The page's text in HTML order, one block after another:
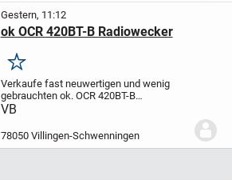
Gestern, 11:12
ok OCR 420BT-B Radiowecker
Merken
Verkaufe fast neuwertigen und wenig
gebrauchten ok. OCR 420BT-B
Radiowecker mit Bluetooth/USB,
leider nicht mehr vorhanden) voll
funktionsfähig, gegen...
VB
78050 Villingen-Schwenningen